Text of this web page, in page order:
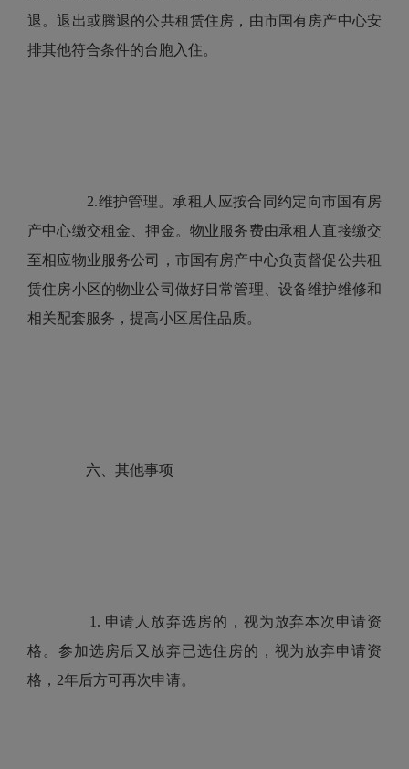
退。退出或腾退的公共租赁住房，由市国有房产中心安
排其他符合条件的台胞入住。
2.维护管理。承租人应按合同约定向市国有房
产中心缴交租金、押金。物业服务费由承租人直接缴交
至相应物业服务公司，市国有房产中心负责督促公共租
赁住房小区的物业公司做好日常管理、设备维护维修和
相关配套服务，提高小区居住品质。
六、其他事项
1. 申请人放弃选房的，视为放弃本次申请资
格。参加选房后又放弃已选住房的，视为放弃申请资
格，2年后方可再次申请。